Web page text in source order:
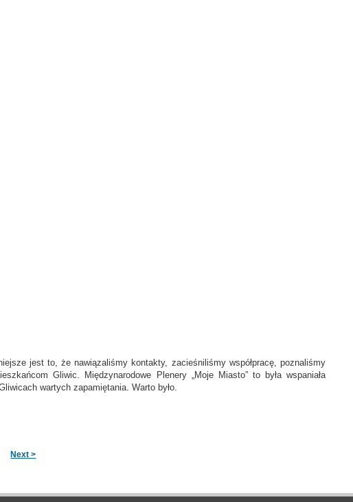
jest to, że nawiązaliśmy kontakty, zacieśniliśmy współpracę, poznaliśmy
Gliwic. Międzynarodowe Plenery „Moje Miasto” to była wspaniała
wartych zapamiętania. Warto było.
Next >